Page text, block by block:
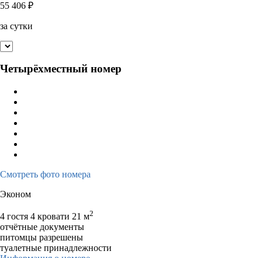
55 406 ₽
за сутки
Четырёхместный номер
Смотреть фото номера
Эконом
4 гостя 4 кровати 21 м2
отчётные документы
питомцы разрешены
туалетные принадлежности